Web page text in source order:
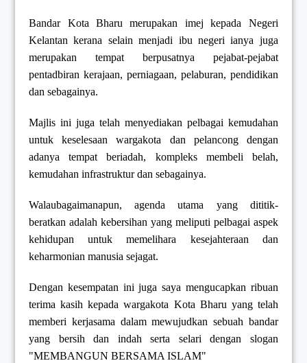
Bandar Kota Bharu merupakan imej kepada Negeri
Kelantan kerana selain menjadi ibu negeri ianya juga
merupakan tempat berpusatnya pejabat-pejabat
pentadbiran kerajaan, perniagaan, pelaburan, pendidikan
dan sebagainya.
Majlis ini juga telah menyediakan pelbagai kemudahan
untuk keselesaan wargakota dan pelancong dengan
adanya tempat beriadah, kompleks membeli belah,
kemudahan infrastruktur dan sebagainya.
Walaubagaimanapun, agenda utama yang dititik-
beratkan adalah kebersihan yang meliputi pelbagai aspek
kehidupan untuk memelihara kesejahteraan dan
keharmonian manusia sejagat.
Dengan kesempatan ini juga saya mengucapkan ribuan
terima kasih kepada wargakota Kota Bharu yang telah
memberi kerjasama dalam mewujudkan sebuah bandar
yang bersih dan indah serta selari dengan slogan
"MEMBANGUN BERSAMA ISLAM"